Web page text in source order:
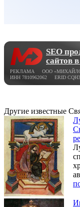
SEO
сайтов
РЕКЛАМА ООО
ИНН 7810962062 ERID
Другие известные